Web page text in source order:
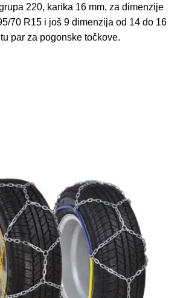
220, karika 16 mm, za dimenzije
70 R15 i još 9 dimenzija od 14 do 16
par za pogonske točkove.